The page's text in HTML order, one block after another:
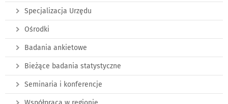
Specjalizacja Urzędu
Ośrodki
Badania ankietowe
Bieżące badania statystyczne
Seminaria i konferencje